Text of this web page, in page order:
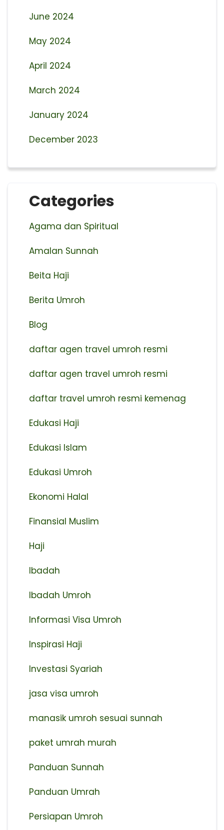
June 2024
May 2024
April 2024
March 2024
January 2024
December 2023
Categories
Agama dan Spiritual
Amalan Sunnah
Beita Haji
Berita Umroh
Blog
daftar agen travel umroh resmi
⁠daftar agen travel umroh resmi
daftar travel umroh resmi kemenag
Edukasi Haji
Edukasi Islam
Edukasi Umroh
Ekonomi Halal
Finansial Muslim
Haji
Ibadah
Ibadah Umroh
Informasi Visa Umroh
Inspirasi Haji
Investasi Syariah
jasa visa umroh
manasik umroh sesuai sunnah
paket umrah murah
Panduan Sunnah
Panduan Umrah
Persiapan Umroh